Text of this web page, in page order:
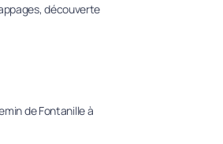
découverte
de Fontanille à